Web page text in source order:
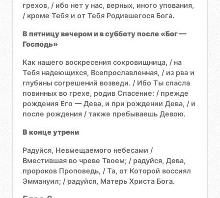
грехов, / ибо нет у нас, верных, иного упования,
/ кроме Тебя и от Тебя Родившегося Бога.
В пятницу вечером и в субботу после «Бог —
Господь»
Как нашего воскресения сокровищница, / на
Тебя надеющихся, Всепрославленная, / из рва и
глубины согрешений возведи. / Ибо Ты спасла
повинных во грехе, родив Спасение: / прежде
рождения Его — Дева, и при рождении Дева, / и
после рождения / также пребываешь Девою.
В конце утрени
Радуйся, Невмещаемого небесами /
Вместившая во чреве Твоем; / радуйся, Дева,
пророков Проповедь, / Та, от Которой воссиял
Эммануил; / радуйся, Матерь Христа Бога.